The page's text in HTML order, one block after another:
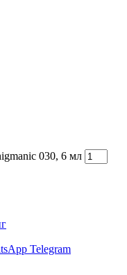
030, 6 мл
Telegram